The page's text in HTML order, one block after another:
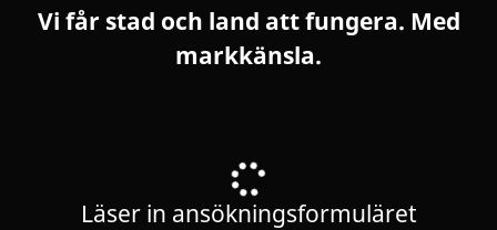
Vi får stad och land att fungera. Med
markkänsla.
Läser in ansökningsformuläret